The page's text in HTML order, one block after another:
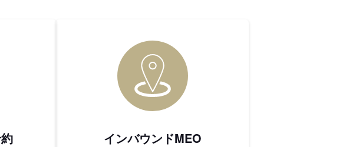
インバウンドMEO